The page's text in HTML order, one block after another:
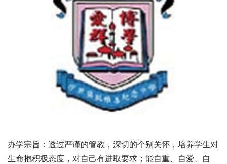
办学宗旨：透过严谨的管教，深切的个别关怀，培养学生对
生命抱积极态度，对自己有进取要求；能自重、自爱、自